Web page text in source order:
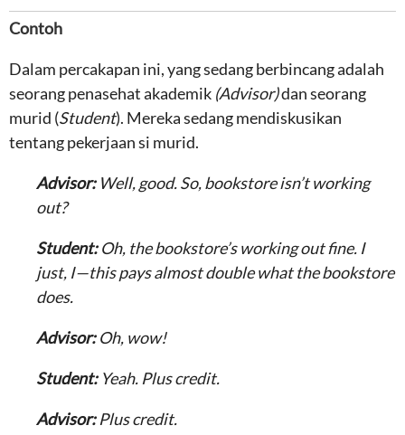
Contoh
Dalam percakapan ini, yang sedang berbincang adalah
seorang penasehat akademik (Advisor)dan seorang
murid (Student). Mereka sedang mendiskusikan
tentang pekerjaan si murid.
Advisor: Well, good. So, bookstore isn’t working
out?
Student:Oh, the bookstore’s working out fine. I
just, I—this pays almost double what the bookstore
does.
Advisor:Oh, wow!
Student: Yeah. Plus credit.
Advisor:Plus credit.